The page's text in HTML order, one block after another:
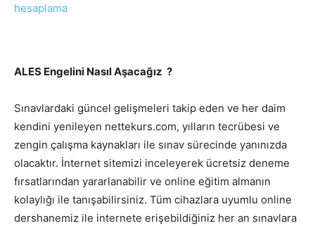
hesaplama
ALES Engelini Nasıl Aşacağız ?
Sınavlardaki güncel gelişmeleri takip eden ve her daim
kendini yenileyen nettekurs.com, yılların tecrübesi ve
zengin çalışma kaynakları ile sınav sürecinde yanınızda
olacaktır. İnternet sitemizi inceleyerek ücretsiz deneme
fırsatlarından yararlanabilir ve online eğitim almanın
kolaylığı ile tanışabilirsiniz. Tüm cihazlara uyumlu online
dershanemiz ile internete erişebildiğiniz her an sınavlara